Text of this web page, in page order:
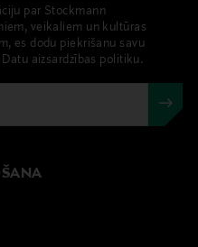
par Stockmann
veikaliem un kultūras
es dodu piekrišanu savu
aizsardzības politiku.